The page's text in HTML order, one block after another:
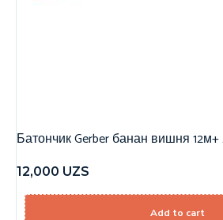
Батончик Gerber банан вишня 12м+
12,000 UZS
Add to cart